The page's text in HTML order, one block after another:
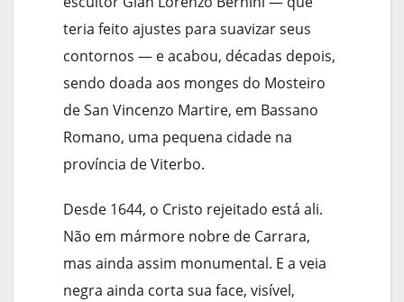
teria feito ajustes para suavizar seus
contornos — e acabou, décadas depois,
sendo doada aos monges do Mosteiro
de San Vincenzo Martire, em Bassano
Romano, uma pequena cidade na
província de Viterbo.
Desde 1644, o Cristo rejeitado está ali.
Não em mármore nobre de Carrara,
mas ainda assim monumental. E a veia
negra ainda corta sua face, visível,